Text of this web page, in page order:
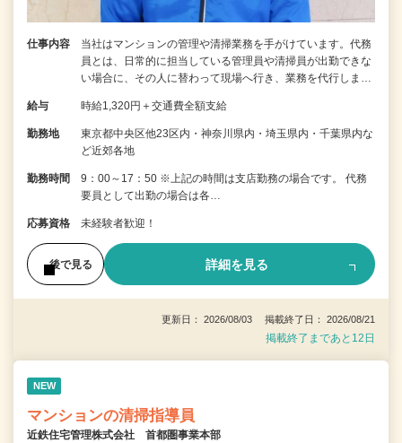
仕事内容
当社はマンションの管理や清掃業務を手がけています。代務
員とは、日常的に担当している管理員や清掃員が出勤できな
い場合に、その人に替わって現場へ行き、業務を代行しま…
給与 時給1,320円＋交通費全額支給
勤務地
東京都中央区他23区内・神奈川県内・埼玉県内・千葉県内な
ど近郊各地
勤務時間
9：00～17：50 ※上記の時間は支店勤務の場合です。 代務
要員として出勤の場合は各…
応募資格 未経験者歓迎！
後で見る 詳細を見る
更新日： 2026/08/03 掲載終了日： 2026/08/21
掲載終了まであと12日
NEW
マンションの清掃指導員
近鉄住宅管理株式会社 首都圏事業本部